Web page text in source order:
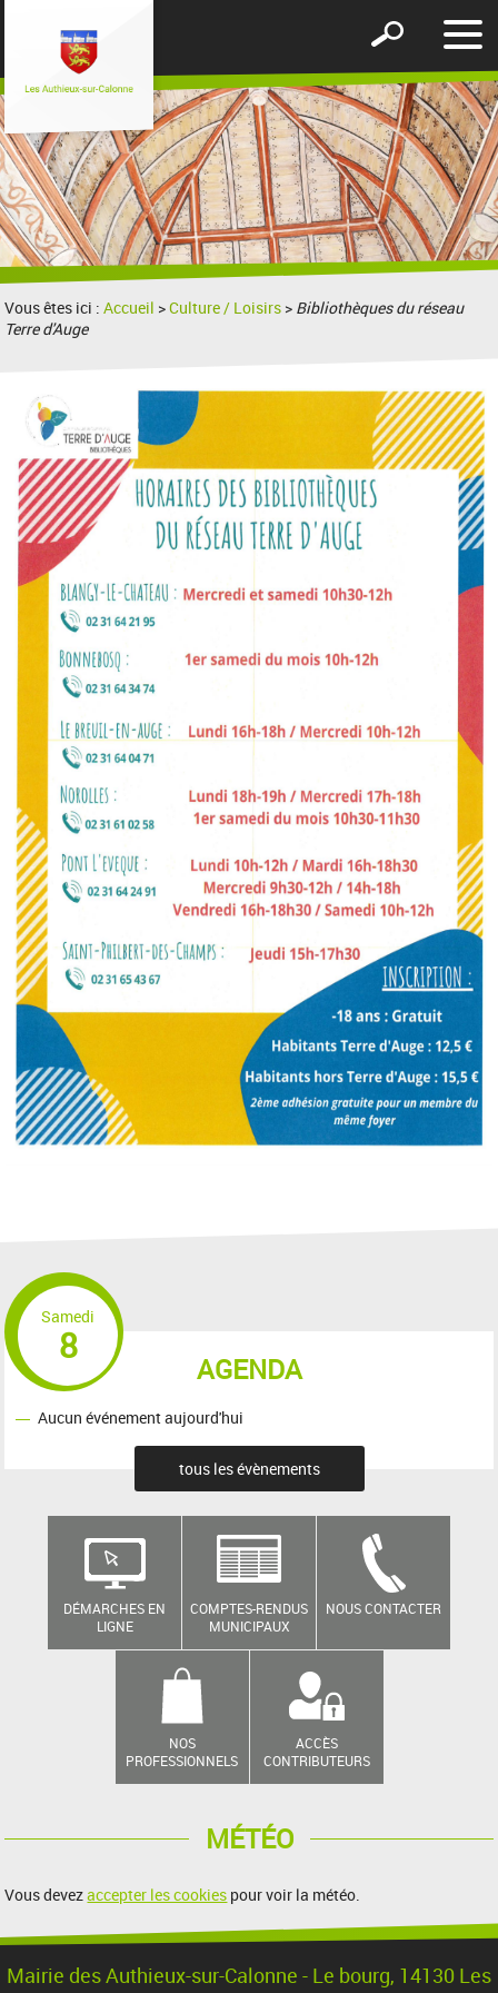
le
Afficher
formulaire
de
recherche
Vous êtes ici :Accueil >Culture / Loisirs > Bibliothèques du réseau
Terre d'Auge
AGENDA
Samedi
8
Aucun événement aujourd'hui
tous les évènements
DÉMARCHES EN
LIGNE
COMPTES-RENDUS
MUNICIPAUX
NOUS CONTACTER
NOS
PROFESSIONNELS
ACCÈS
CONTRIBUTEURS
MÉTÉO
Vous devezaccepter les cookies pour voir la météo.
Mairie des Authieux-sur-Calonne - Le bourg, 14130 Les